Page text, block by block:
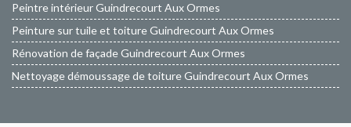
Peintre intérieur Guindrecourt Aux Ormes
Peinture sur tuile et toiture Guindrecourt Aux Ormes
Rénovation de façade Guindrecourt Aux Ormes
Nettoyage démoussage de toiture Guindrecourt Aux Ormes